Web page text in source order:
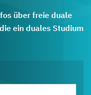
über freie duale
ein duales Studium